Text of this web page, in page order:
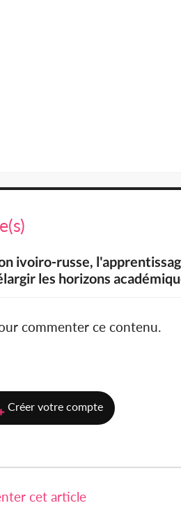
ivoiro-russe,
les horizons
commenter ce contenu.
Créer votre compte
cet article